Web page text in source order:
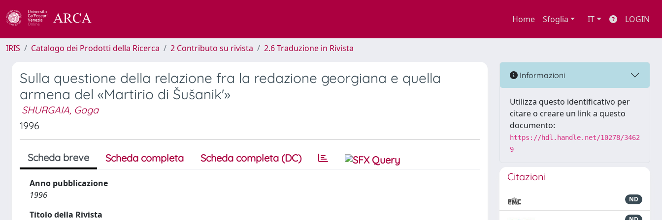
Home Sfoglia IT LOGIN
IRIS Catalogo dei Prodotti della Ricerca 2 Contributo su rivista 2.6 Traduzione in Rivista
Sulla questione della relazione fra la redazione georgiana e quella
armena del «Martirio di Šušanik'»
SHURGAIA, Gaga
1996
Scheda breve Scheda completa Scheda completa (DC)
Anno pubblicazione
1996
Titolo della Rivista
Informazioni
Utilizza questo identificativo per
citare o creare un link a questo
documento:
https://hdl.handle.net/10278/3462
9
Citazioni
ND